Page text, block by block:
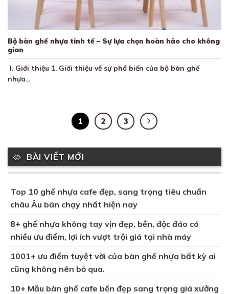
Bộ bàn ghế nhựa tinh tế – Sự lựa chọn hoàn hảo cho không
gian
I. Giới thiệu 1. Giới thiệu về sự phổ biến của bộ bàn ghế
nhựa...
1 2 3
BÀI VIẾT MỚI
Top 10 ghế nhựa cafe đẹp, sang trọng tiêu chuẩn
châu Âu bán chạy nhất hiện nay
8+ ghế nhựa không tay vịn đẹp, bền, độc đáo có
nhiều ưu điểm, lợi ích vượt trội giá tại nhà máy
1001+ ưu điểm tuyệt vời của bàn ghế nhựa bất kỳ ai
cũng không nên bỏ qua.
10+ Mẫu bàn ghế cafe bền đẹp sang trọng giá xưởng